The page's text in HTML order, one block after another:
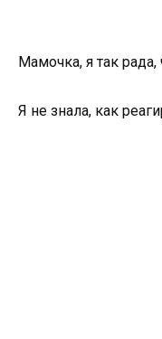
Мамочка, я так
Я не знала, как